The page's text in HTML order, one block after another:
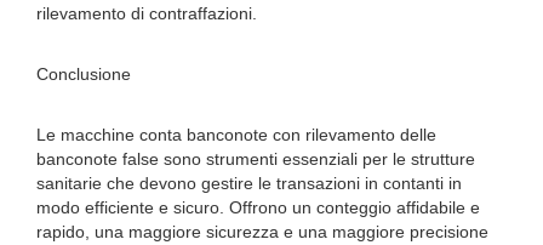
rilevamento di contraffazioni.
Conclusione
Le macchine conta banconote con rilevamento delle
banconote false sono strumenti essenziali per le strutture
sanitarie che devono gestire le transazioni in contanti in
modo efficiente e sicuro. Offrono un conteggio affidabile e
rapido, una maggiore sicurezza e una maggiore precisione